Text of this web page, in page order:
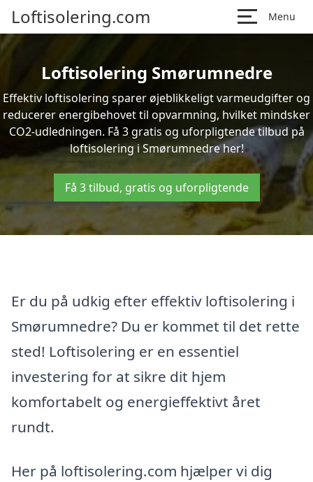
Loftisolering.com Menu
Loftisolering Smørumnedre
Effektiv loftisolering sparer øjeblikkeligt varmeudgifter og
reducerer energibehovet til opvarmning, hvilket mindsker
CO2-udledningen. Få 3 gratis og uforpligtende tilbud på
loftisolering i Smørumnedre her!
Få 3 tilbud, gratis og uforpligtende
Er du på udkig efter effektiv loftisolering i
Smørumnedre? Du er kommet til det rette
sted! Loftisolering er en essentiel
investering for at sikre dit hjem
komfortabelt og energieffektivt året
rundt.
Her på loftisolering.com hjælper vi dig